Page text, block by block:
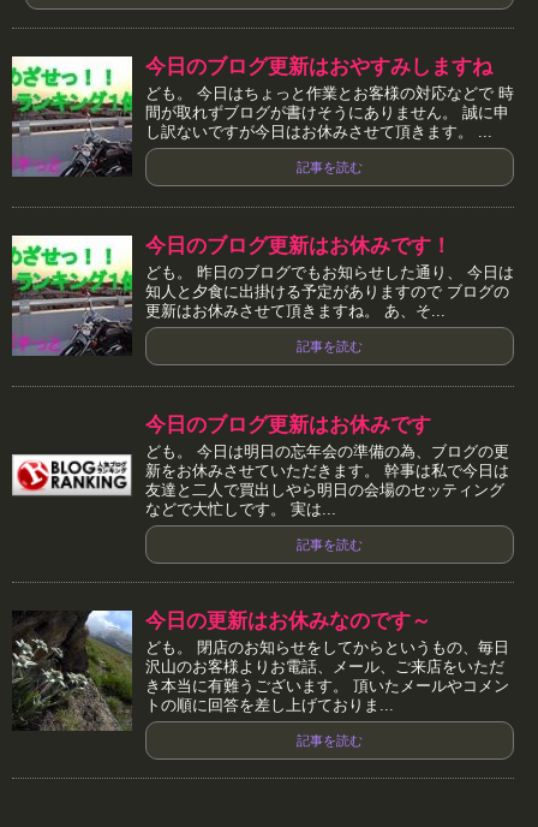
今日のブログ更新はおやすみしますね
ども。 今日はちょっと作業とお客様の対応などで 時
間が取れずブログが書けそうにありません。 誠に申
し訳ないですが今日はお休みさせて頂きます。 ...
記事を読む
今日のブログ更新はお休みです！
ども。 昨日のブログでもお知らせした通り、 今日は
知人と夕食に出掛ける予定がありますので ブログの
更新はお休みさせて頂きますね。 あ、そ...
記事を読む
今日のブログ更新はお休みです
ども。 今日は明日の忘年会の準備の為、ブログの更
新をお休みさせていただきます。 幹事は私で今日は
友達と二人で買出しやら明日の会場のセッティング
などで大忙しです。 実は...
記事を読む
今日の更新はお休みなのです～
ども。 閉店のお知らせをしてからというもの、毎日
沢山のお客様よりお電話、メール、ご来店をいただ
き本当に有難うございます。 頂いたメールやコメン
トの順に回答を差し上げておりま...
記事を読む